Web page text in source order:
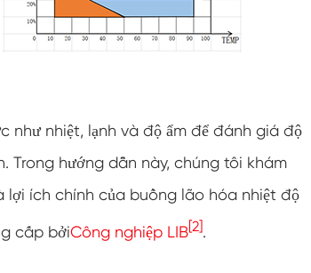
nghiệm khí hậu và phun muối kết
kiểm soát điều kiện môi trường nhiệt
ẩm
nghiệm nhiệt độ và áp suất không
ướt cho buồng độ ẩm nhiệt độ
nghiệm môi trường đa năng
nhiệt, lạnh và độ ẩm để đánh giá độ
Trong hướng dẫn này, chúng tôi khám
ích chính của buồng lão hóa nhiệt độ
cấp bởiCông nghiệp LIB[2].